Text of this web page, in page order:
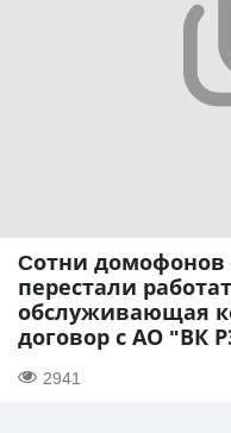
Cотни домофонов
перестали
обслуживающая
договор с АО "ВК
2941